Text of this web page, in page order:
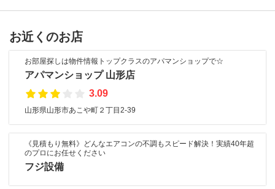
お近くのお店
お部屋探しは物件情報トップクラスのアパマンショップで☆
アパマンショップ 山形店
3.09
山形県山形市あこや町２丁目2-39
《見積もり無料》どんなエアコンの不調もスピード解決！実績40年超
のプロにお任せください
フジ設備